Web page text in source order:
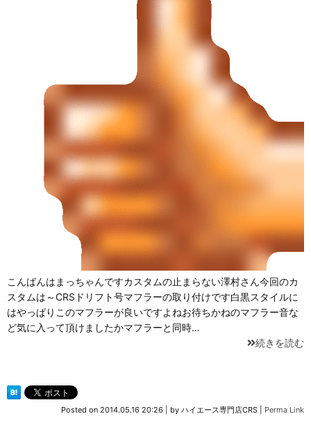
こんばんはまっちゃんですカスタムの止まらない澤村さん今回のカ
スタムは～CRSドリフト号マフラーの取り付けです白黒スタイルに
はやっぱりこのマフラーが良いですよねお待ちかねのマフラー音な
ど気に入って頂けましたかマフラーと同時…
続きを読む
Posted on 2014.05.16 20:26 by ハイエース専門店CRS Perma Link